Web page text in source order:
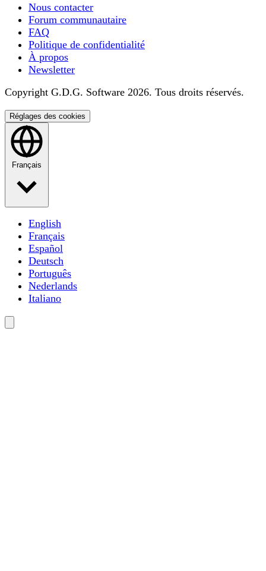
Nous contacter
Forum communautaire
FAQ
Politique de confidentialité
À propos
Newsletter
Copyright G.D.G. Software 2026. Tous droits réservés.
Réglages des cookies
Français
English
Français
Español
Deutsch
Português
Nederlands
Italiano